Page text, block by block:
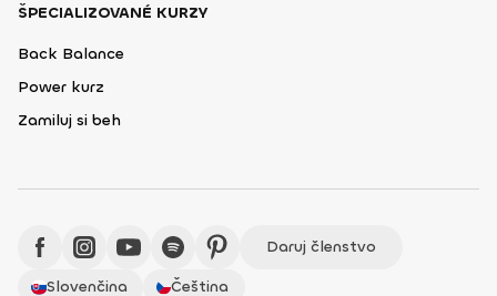
ŠPECIALIZOVANÉ KURZY
Back Balance
Power kurz
Zamiluj si beh
Daruj členstvo
Slovenčina
Čeština